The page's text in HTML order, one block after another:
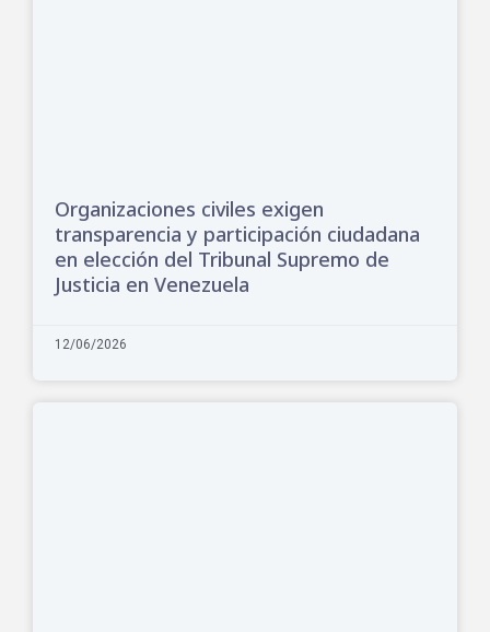
Organizaciones civiles exigen
transparencia y participación ciudadana
en elección del Tribunal Supremo de
Justicia en Venezuela
12/06/2026